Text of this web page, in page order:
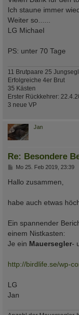
g
Ich staune immer
Weiter so......
LG Michael
PS: unter 70 Tage
11 Brutpaare 25
Erfolgreiche 4er Brut
35 Kästen
Erster Rückkehrer:
3 neue VP
Jan
Re: Besondere
B
i
t
a
g
Mo 25. Feb 2019, 23:39
Hallo zusammen,
habe auch etwas
Ein spannender
einem Nistkasten:
Je ein Mauersegler-
http://birdlife.se/wp-
LG
Jan